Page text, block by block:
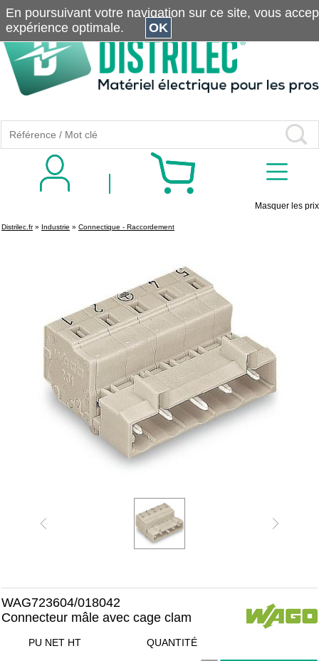
Masquer les prix
Distrilec.fr» Industrie » Connectique - Raccordement
WAG723604/018042
Connecteur mâle avec cage clam
PU NET HT QUANTITÉ
En poursuivant votre navigation sur ce site, vous
expérience optimale.
OK